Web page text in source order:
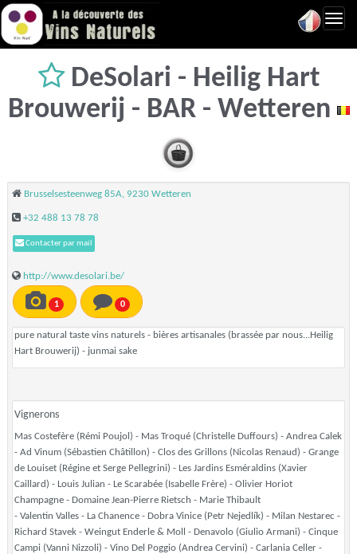
DeSolari - Heilig Hart
Brouwerij - BAR - Wetteren
Brusselsesteenweg 85A, 9230 Wetteren
+32 488 13 78 78
Contacter par mail
http://www.desolari.be/
1 0
pure natural taste vins naturels - bières artisanales (brassée par nous...Heilig
Hart Brouwerij) - junmai sake
Vignerons
Mas Costefère (Rémi Poujol) - Mas Troqué (Christelle Duffours) - Andrea Calek
- Ad Vinum (Sébastien Châtillon) - Clos des Grillons (Nicolas Renaud) - Grange
de Louiset (Régine et Serge Pellegrini) - Les Jardins Esméraldins (Xavier
Caillard) - Louis Julian - Le Scarabée (Isabelle Frère) - Olivier Horiot
Champagne - Domaine Jean-Pierre Rietsch - Marie Thibault
- Valentin Valles - La Chanence - Dobra Vinice (Petr Nejedlík) - Milan Nestarec -
Richard Stavek - Weingut Enderle & Moll - Denavolo (Giulio Armani) - Cinque
Campi (Vanni Nizzoli) - Vino Del Poggio (Andrea Cervini) - Carlania Celler -